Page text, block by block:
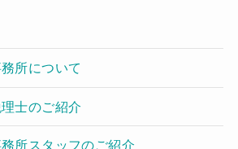
所について
士のご紹介
所スタッフのご紹介